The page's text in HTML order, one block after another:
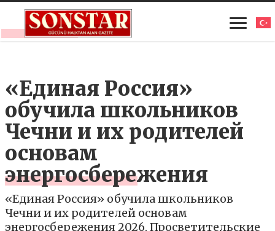
«Единая Россия»
обучила школьников
Чечни и их родителей
основам
энергосбережения
«Единая Россия» обучила школьников
Чечни и их родителей основам
энергосбережения 2026, Просветительские